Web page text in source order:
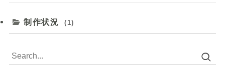
制作状況 (1)